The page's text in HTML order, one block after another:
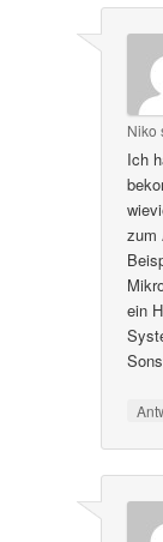
Niko
Ich
zum
ein